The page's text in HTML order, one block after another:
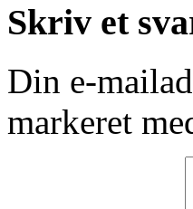
Skriv et
Din e-
markeret